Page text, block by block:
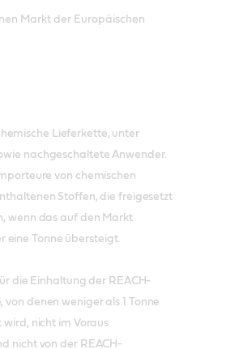
Markt der Europäischen
Lieferkette, unter
nachgeschaltete Anwender.
von chemischen
Stoffen, die freigesetzt
wenn das auf den Markt
eine Tonne übersteigt.
die Einhaltung der REACH-
denen weniger als 1 Tonne
nicht im Voraus
nicht von der REACH-